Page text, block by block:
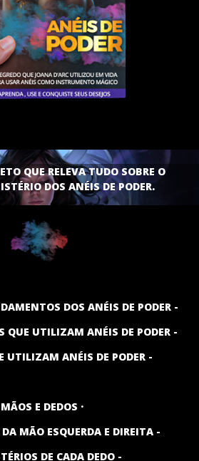
QUE RELEVA TUDO SOBRE O
DOS ANÉIS DE PODER.
DOS ANÉIS DE PODER -
QUE UTILIZAM ANÉIS DE PODER -
UTILIZAM ANÉIS DE PODER -
MÃOS E DEDOS ·
MÃO ESQUERDA E DIREITA -
DE CADA DEDO -